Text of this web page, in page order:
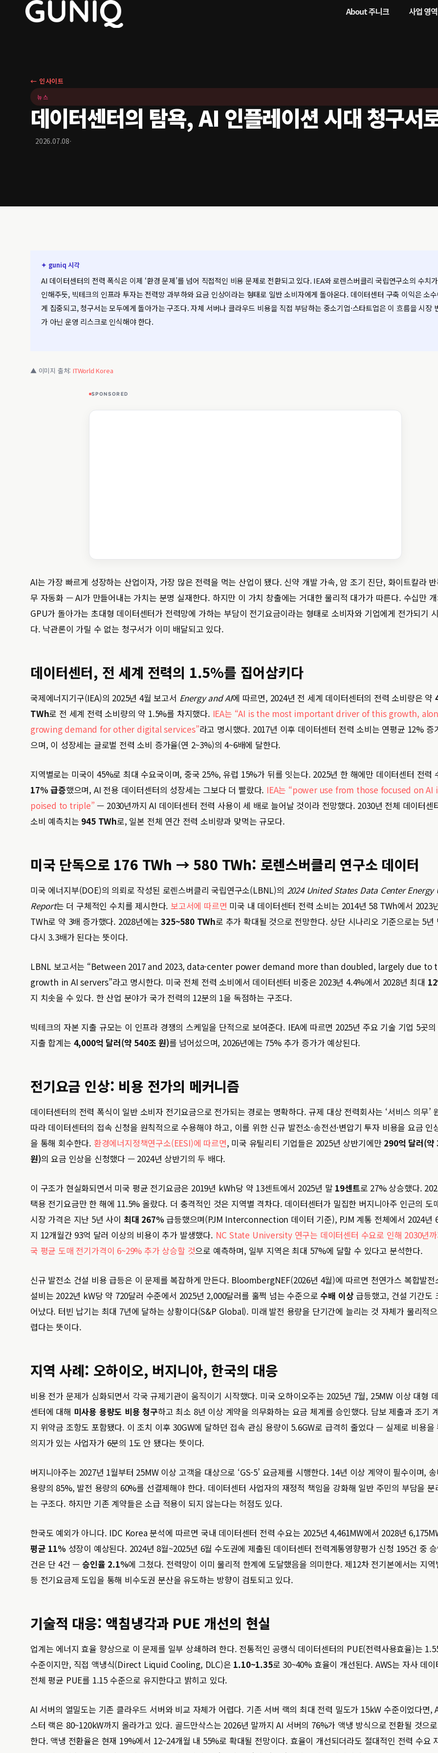
About 주니크 사업 영역
← 인사이트
뉴스
데이터센터의 탐욕, AI 인플레이션 시대 청구서
2026.07.08·
✦ guniq 시각
AI 데이터센터의 전력 폭식은 이제 ‘환경 문제’를 넘어 직접적인 비용 문제로 전환되고 있다. IEA와 로렌스버클리 국립연구소의 수치
인해주듯, 빅테크의 인프라 투자는 전력망 과부하와 요금 인상이라는 형태로 일반 소비자에게 돌아온다. 데이터센터 구축 이익은 소
게 집중되고, 청구서는 모두에게 돌아가는 구조다. 자체 서버나 클라우드 비용을 직접 부담하는 중소기업·스타트업은 이 흐름을 시장
가 아닌 운영 리스크로 인식해야 한다.
▲ 이미지 출처: ITWorld Korea
SPONSORED
AI는 가장 빠르게 성장하는 산업이자, 가장 많은 전력을 먹는 산업이 됐다. 신약 개발 가속, 암 조기 진단, 화이트칼라
무 자동화 — AI가 만들어내는 가치는 분명 실재한다. 하지만 이 가치 창출에는 거대한 물리적 대가가 따른다. 수십만
GPU가 돌아가는 초대형 데이터센터가 전력망에 가하는 부담이 전기요금이라는 형태로 소비자와 기업에게 전가되기
다. 낙관론이 가릴 수 없는 청구서가 이미 배달되고 있다.
데이터센터, 전 세계 전력의 1.5%를 집어삼키다
국제에너지기구(IEA)의 2025년 4월 보고서 Energy and AI에 따르면, 2024년 전 세계 데이터센터의 전력 소비량은 약
TWh로 전 세계 전력 소비량의 약 1.5%를 차지했다. IEA는 “AI is the most important driver of this growth,
growing demand for other digital services”라고 명시했다. 2017년 이후 데이터센터 전력 소비는 연평균 12% 증
으며, 이 성장세는 글로벌 전력 소비 증가율(연 2~3%)의 4~6배에 달한다.
지역별로는 미국이 45%로 최대 수요국이며, 중국 25%, 유럽 15%가 뒤를 잇는다. 2025년 한 해에만 데이터센터 전력
17% 급증했으며, AI 전용 데이터센터의 성장세는 그보다 더 빨랐다. IEA는 “power use from those focused on AI
poised to triple” — 2030년까지 AI 데이터센터 전력 사용이 세 배로 늘어날 것이라 전망했다. 2030년 전체 데이터센
소비 예측치는 945 TWh로, 일본 전체 연간 전력 소비량과 맞먹는 규모다.
미국 단독으로 176 TWh → 580 TWh: 로렌스버클리 연구소 데이터
미국 에너지부(DOE)의 의뢰로 작성된 로렌스버클리 국립연구소(LBNL)의 2024 United States Data Center Energy
Report는 더 구체적인 수치를 제시한다.보고서에 따르면 미국 내 데이터센터 전력 소비는 2014년 58 TWh에서 2023
TWh로 약 3배 증가했다. 2028년에는325~580 TWh로 추가 확대될 것으로 전망한다. 상단 시나리오 기준으로는 5년
다시 3.3배가 된다는 뜻이다.
LBNL 보고서는 “Between 2017 and 2023, data-center power demand more than doubled, largely due to
growth in AI servers”라고 명시한다. 미국 전체 전력 소비에서 데이터센터 비중은 2023년 4.4%에서 2028년 최대
지 치솟을 수 있다. 한 산업 분야가 국가 전력의 12분의 1을 독점하는 구조다.
빅테크의 자본 지출 규모는 이 인프라 경쟁의 스케일을 단적으로 보여준다. IEA에 따르면 2025년 주요 기술 기업 5곳의
지출 합계는 4,000억 달러(약 540조 원)를 넘어섰으며, 2026년에는 75% 추가 증가가 예상된다.
전기요금 인상: 비용 전가의 메커니즘
데이터센터의 전력 폭식이 일반 소비자 전기요금으로 전가되는 경로는 명확하다. 규제 대상 전력회사는 ‘서비스 의무’
따라 데이터센터의 접속 신청을 원칙적으로 수용해야 하고, 이를 위한 신규 발전소·송전선·변압기 투자 비용을 요금 인
을 통해 회수한다. 환경에너지정책연구소(EESI)에 따르면, 미국 유틸리티 기업들은 2025년 상반기에만 290억 달러(약
원)의 요금 인상을 신청했다 — 2024년 상반기의 두 배다.
이 구조가 현실화되면서 미국 평균 전기요금은 2019년 kWh당 약 13센트에서 2025년 말 19센트로 27% 상승했다.
택용 전기요금만 한 해에 11.5% 올랐다. 더 충격적인 것은 지역별 격차다. 데이터센터가 밀집한 버지니아주 인근의 도
시장 가격은 지난 5년 사이 최대 267% 급등했으며(PJM Interconnection 데이터 기준), PJM 계통 전체에서 2024년
지 12개월간 93억 달러 이상의 비용이 추가 발생했다. NC State University 연구는 데이터센터 수요로 인해 2030년
국 평균 도매 전기가격이 6~29% 추가 상승할 것으로 예측하며, 일부 지역은 최대 57%에 달할 수 있다고 분석한다.
신규 발전소 건설 비용 급등은 이 문제를 복잡하게 만든다. BloombergNEF(2026년 4월)에 따르면 천연가스 복합발전
설비는 2022년 kW당 약 720달러 수준에서 2025년 2,000달러를 훌쩍 넘는 수준으로 수배 이상 급등했고, 건설 기간도
어났다. 터빈 납기는 최대 7년에 달하는 상황이다(S&P Global). 미래 발전 용량을 단기간에 늘리는 것 자체가 물리적
렵다는 뜻이다.
지역 사례: 오하이오, 버지니아, 한국의 대응
비용 전가 문제가 심화되면서 각국 규제기관이 움직이기 시작했다. 미국 오하이오주는 2025년 7월, 25MW 이상 대형
센터에 대해 미사용 용량도 비용 청구하고 최소 8년 이상 계약을 의무화하는 요금 체계를 승인했다. 담보 제출과 조기
지 위약금 조항도 포함됐다. 이 조치 이후 30GW에 달하던 접속 관심 용량이 5.6GW로 급격히 줄었다 — 실제로 비용을
의지가 있는 사업자가 6분의 1도 안 됐다는 뜻이다.
버지니아주는 2027년 1월부터 25MW 이상 고객을 대상으로 ‘GS-5’ 요금제를 시행한다. 14년 이상 계약이 필수이며,
용량의 85%, 발전 용량의 60%를 선결제해야 한다. 데이터센터 사업자의 재정적 책임을 강화해 일반 주민의 부담을 분
는 구조다. 하지만 기존 계약들은 소급 적용이 되지 않는다는 허점도 있다.
한국도 예외가 아니다. IDC Korea 분석에 따르면 국내 데이터센터 전력 수요는 2025년 4,461MW에서 2028년
평균 11% 성장이 예상된다. 2024년 8월~2025년 6월 수도권에 제출된 데이터센터 전력계통영향평가 신청 195건 중
건은 단 4건 —승인율 2.1%에 그쳤다. 전력망이 이미 물리적 한계에 도달했음을 의미한다. 제12차 전기본에서는 지역
등 전기요금제 도입을 통해 비수도권 분산을 유도하는 방향이 검토되고 있다.
기술적 대응: 액침냉각과 PUE 개선의 현실
업계는 에너지 효율 향상으로 이 문제를 일부 상쇄하려 한다. 전통적인 공랭식 데이터센터의 PUE(전력사용효율)는
수준이지만, 직접 액냉식(Direct Liquid Cooling, DLC)은 1.10~1.35로 30~40% 효율이 개선된다. AWS는 자사 데이
전체 평균 PUE를 1.15 수준으로 유지한다고 밝히고 있다.
AI 서버의 열밀도는 기존 클라우드 서버와 비교 자체가 어렵다. 기존 서버 랙의 최대 전력 밀도가 15kW 수준이었다면,
스터 랙은 80~120kW까지 올라가고 있다. 골드만삭스는 2026년 말까지 AI 서버의 76%가 액냉 방식으로 전환될 것으
한다. 액냉 전환율은 현재 19%에서 12~24개월 내 55%로 확대될 전망이다. 효율이 개선되더라도 절대적인 전력 수요